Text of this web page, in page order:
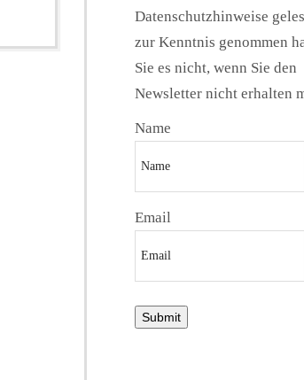
Datenschutzhinweise
zur Kenntnis genommen
Sie es nicht, wenn Sie den
Newsletter nicht erhalten
Name
Email